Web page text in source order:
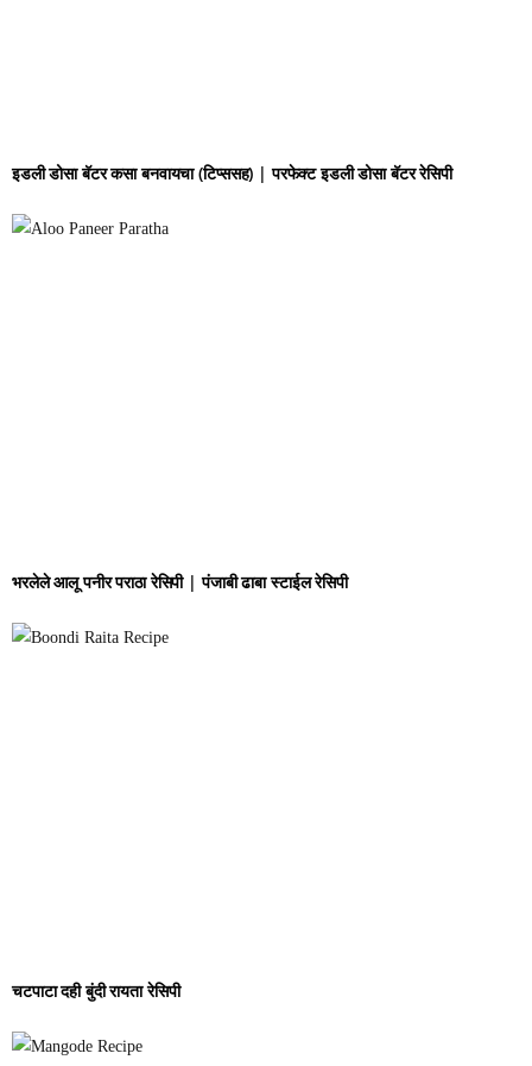
इडली डोसा बॅटर कसा बनवायचा (टिप्ससह) | परफेक्ट इडली डोसा बॅटर रेसिपी
भरलेले आलू पनीर पराठा रेसिपी | पंजाबी ढाबा स्टाईल रेसिपी
चटपाटा दही बुंदी रायता रेसिपी